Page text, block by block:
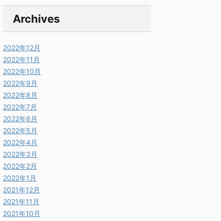
Archives
2022年12月
2022年11月
2022年10月
2022年9月
2022年8月
2022年7月
2022年6月
2022年5月
2022年4月
2022年3月
2022年2月
2022年1月
2021年12月
2021年11月
2021年10月